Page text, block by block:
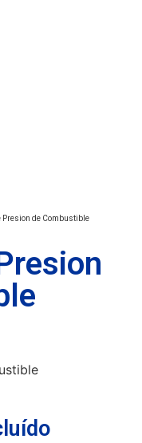
Presion de Combustible